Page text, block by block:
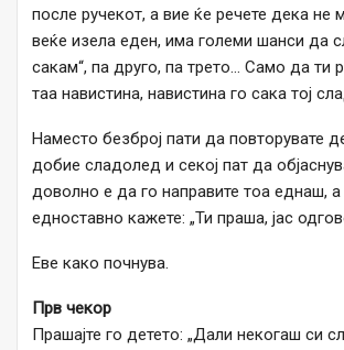
после ручекот, а вие ќе речете дека не
веќе изела еден, има големи шанси да
сакам“, па друго, па трето… Само да ти
таа навистина, навистина го сака тој
Наместо безброј пати да повторувате
добие сладолед и секој пат да
доволно е да го направите тоа еднаш,
едноставно кажете: „Ти праша, јас
Еве како почнува.
Прв чекор
Прашајте го детето: „Дали некогаш си